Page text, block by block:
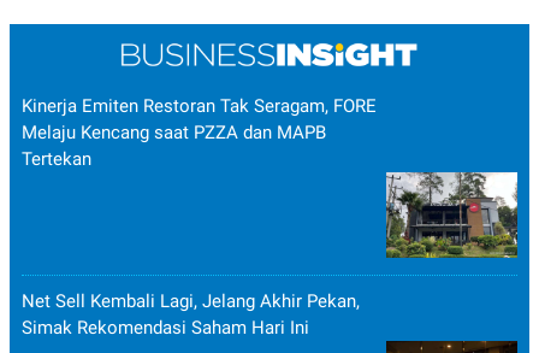
Kinerja Emiten Restoran Tak Seragam, FORE
Melaju Kencang saat PZZA dan MAPB
Tertekan
Net Sell Kembali Lagi, Jelang Akhir Pekan,
Simak Rekomendasi Saham Hari Ini